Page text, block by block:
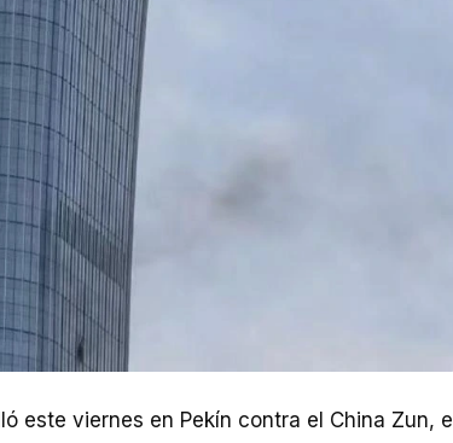
este viernes en Pekín contra el China Zun, el